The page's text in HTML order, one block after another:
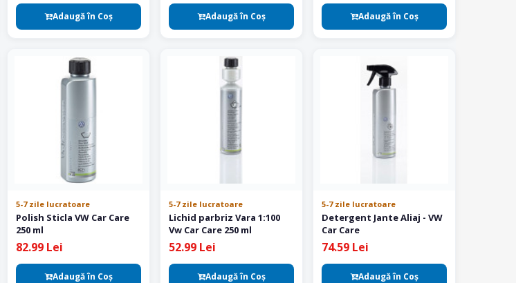
Adaugă în Coş Adaugă în Coş Adaugă în Coş
5-7 zile lucratoare
Polish Sticla VW Car Care
250 ml
82.99 Lei
Adaugă în Coş
5-7 zile lucratoare
Lichid parbriz Vara 1:100
Vw Car Care 250 ml
52.99 Lei
Adaugă în Coş
5-7 zile lucratoare
Detergent Jante Aliaj - VW
Car Care
74.59 Lei
Adaugă în Coş